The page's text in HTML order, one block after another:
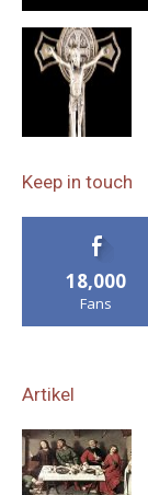
Keep in touch
18,000
Fans
Artikel